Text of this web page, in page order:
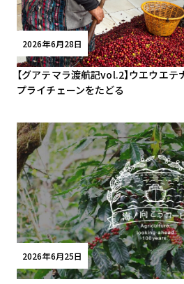
【グアテマラ渡航記vol.2】ウエウエテ
プライチェーンをたどる
2026年6月28日
2026年6月25日